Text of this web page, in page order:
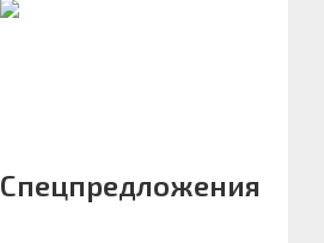
Спецпредложения